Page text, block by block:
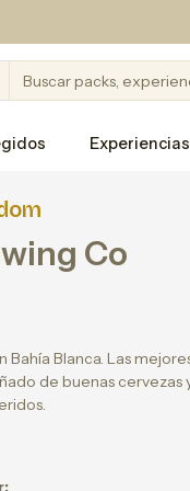
Co
Blanca. Las
de buenas cervezas